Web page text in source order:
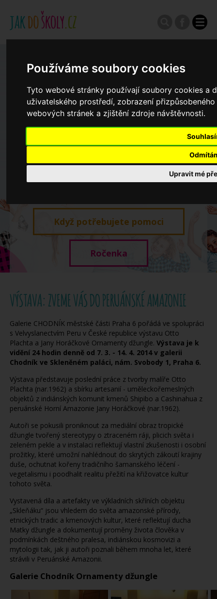
Používáme soubory cookies
Tyto webové stránky používají soubory cookies a
uživatelského prostředí, zobrazení
webových stránek a zjištění zdroje návštěvnosti.
Upravit mé
Zápisy do ZŠ 2026/27
Výroční zprávy
Spádové oblasti ZŠ
Když potřebujete pomoci
Ročenka
VÝSTAVA: ZVEME VÁS DO PERUÁNSKÉ AMAZONIE
Galerie CHODNÍK městské části Praha 6 pořádá ve spolupráci
s Velvyslanectvím Peru v České republice výstavu Otto
Plachta a Jany Horáčkové Ornamenty džungle. Výstava je k
vidění 24 hodin denně od 7. 3. - 14. 4. 2014 v galerii
Chodník ve Skleněném paláci, nám. Svobody 1, Praha 6.
Výstava představuje poslední práce z tvorby malíře Otto
Plachta (nar.1962) a sbírku artesanií - uměleckořemeslných
objektů z indiánských komunit kmenů Shipibo a Cashinahua z
peruánské Horní Amazonie Jany Horáčkové (nar.1962).
Autoři se pokusili proniknout za mediální obraz tropické
džungle tvořený stereotypy o ztraceném ráji, plicich světa i
zeleném pekle a v instalaci reflektují vlastní zkušenosti i osobní
prožitky, které umožní nahlédnout do skrytých zákoutí krajiny
duše, ochutnat kořeny tradičního šamanského léčení -
vegetalismu i poodhalit realitu přežití na křižovatce kultur
tohoto světa.
Vystavená díla a artefakty ve výkladních skříních objektu
„Skleňáku“ jsou vhledem do světa amazonské přírody,
etnických tradic a kmenových kultur, které reflektují ducha
Matky džungle a dokumentují proměny života člověka v
podmínkách deštného pralesa, indiánskou kosmovizi a
mytologii tak, jak ji autoři poznali během mnoha let, které
strávili v Peruánské Amazonii.
Galerie Chodník Ornamenty džungle